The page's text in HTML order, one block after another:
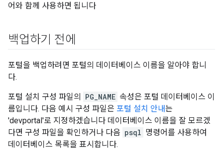
어와 함께 사용하면 됩니다
백업하기 전에
포털을 백업하려면 포털의 데이터베이스 이름을 알아야 합니
다.
포털 설치 구성 파일의 PG_NAME 속성은 포털 데이터베이스 이
름입니다. 다음 예시 구성 파일은 포털 설치 안내는
'devportal'로 지정하겠습니다 데이터베이스 이름을 잘 모르겠
다면 구성 파일을 확인하거나 다음 psql 명령어를 사용하여
데이터베이스 목록을 표시합니다.